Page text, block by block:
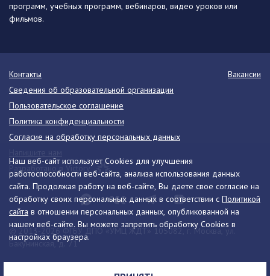
Наш веб-сайт использует Cookies для улучшения
работоспособности веб-сайта, анализа использования данных
сайта. Продолжая работу на веб-сайте, Вы даете свое согласие на
обработку своих персональных данных в соответствии с Политикой
сайта в отношении персональных данных, опубликованной на
нашем веб-сайте. Вы можете запретить обработку Cookies в
настройках браузера.
программ, учебных программ, вебинаров, видео уроков или
фильмов.
© 2013-2026 ФГБУ ДПО «УМЦ ЖДТ» 105082, г. Москва, ул.
Бакунинская, д. 71
Телефон:8 (495) 739-00-30 info@umczdt.ru схема проезда
Контакты
Вакансии
Сведения об образовательной организации
Пользовательское соглашение
Политика конфиденциальности
Согласие на обработку персональных данных
Разработано в Victory